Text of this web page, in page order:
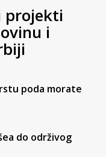
projekti
i
poda morate
do održivog